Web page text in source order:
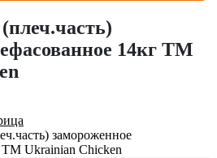
14кг ТМ
замороженное
ТМ Ukrainian Chicken